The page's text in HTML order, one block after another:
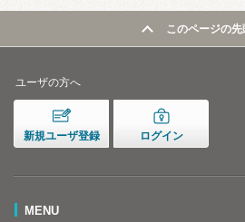
このページの先
ユーザの方へ
新規ユーザ登録 ログイン
MENU